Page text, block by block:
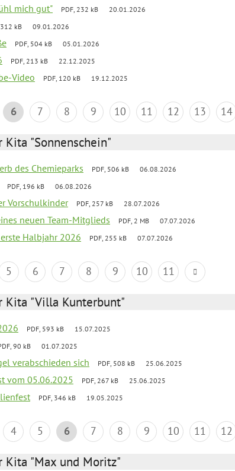
mich gut" PDF, 232 kB 20.01.2026
312 kB 09.01.2026
PDF, 504 kB 05.01.2026
PDF, 213 kB 22.12.2025
Video PDF, 120 kB 19.12.2025
6 7 8 9 10 11 12 13 14
"Sonnenschein"
des Chemieparks PDF, 506 kB 06.08.2026
PDF, 196 kB 06.08.2026
Vorschulkinder PDF, 257 kB 28.07.2026
neuen Team-Mitglieds PDF, 2 MB 07.07.2026
Halbjahr 2026 PDF, 255 kB 07.07.2026
5 6 7 8 9 10 11
Kita "Villa Kunterbunt"
PDF, 593 kB 15.07.2025
90 kB 01.07.2025
verabschieden sich PDF, 508 kB 25.06.2025
vom 05.06.2025 PDF, 267 kB 25.06.2025
PDF, 346 kB 19.05.2025
4 5 6 7 8 9 10 11 12
Kita "Max und Moritz"